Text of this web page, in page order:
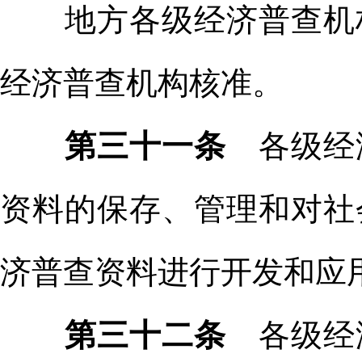
地方各级经济普查机
经济普查机构核准。
第三十一条 各级经
资料的保存、管理和对
济普查资料进行开发和应
第三十二条 各级经